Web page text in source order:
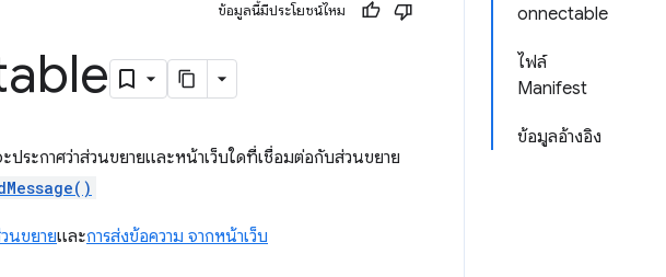
onnectable
ไฟล์
Manifest
ข้อมูลอ้างอิง
ข้อมูลนี้มีประโยชน์ไหม
ระกาศว่าส่วนขยายและหน้าเว็บใดที่เชื่อมต่อกับส่วนขยาย
นขยายและการส่งข้อความ จากหน้าเว็บ